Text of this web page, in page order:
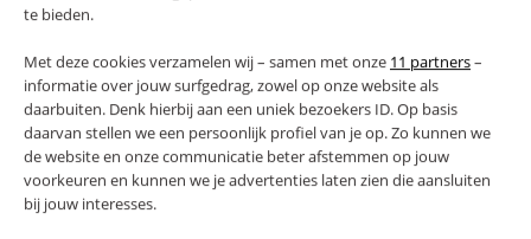
te bieden.
Met deze cookies verzamelen wij – samen met onze 11 partners–
informatie over jouw surfgedrag, zowel op onze website als
daarbuiten. Denk hierbij aan een uniek bezoekers ID. Op basis
daarvan stellen we een persoonlijk profiel van je op. Zo kunnen we
de website en onze communicatie beter afstemmen op jouw
voorkeuren en kunnen we je advertenties laten zien die aansluiten
bij jouw interesses.
RETOURS